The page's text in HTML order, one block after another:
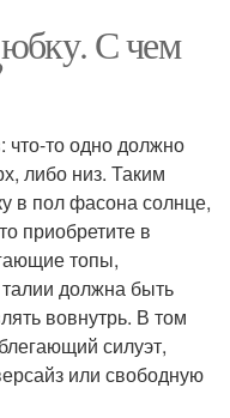
С чем
что-то одно должно
либо низ. Таким
в пол фасона солнце,
приобретите в
топы,
должна быть
вовнутрь. В том
силуэт,
или свободную